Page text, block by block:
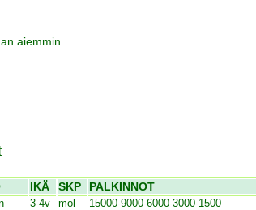
aiemmin
IKÄ SKP PALKINNOT
3-4v mol
15000-9000-6000-3000-1500